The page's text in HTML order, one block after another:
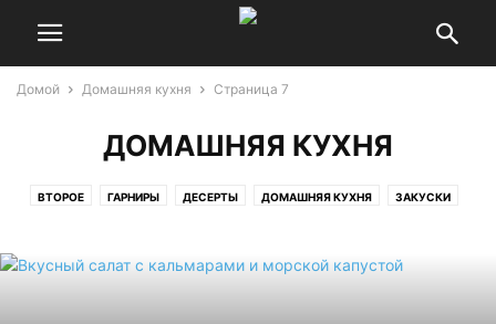
Домой Домашняя кухня Страница 7
ДОМАШНЯЯ КУХНЯ
ВТОРОЕ ГАРНИРЫ ДЕСЕРТЫ ДОМАШНЯЯ КУХНЯ ЗАКУСКИ